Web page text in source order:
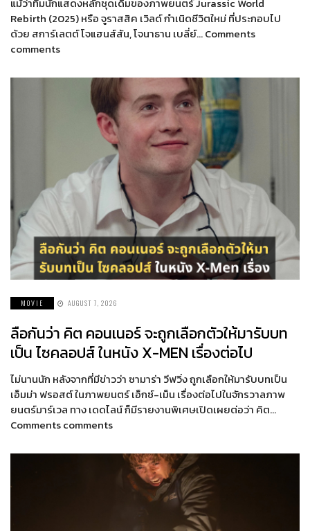
Rebirth (2025) หรือ จูราสสิค เวิลด์ กำเนิดชีวิตใหม่ ที่ประกอบไป
ด้วย สการ์เลตต์ โจแฮนส์สัน, โจนาธาน เบลี่ย์… Comments
comments
MOVIE AUGUST 7, 2026
ลือกันว่า คิต คอนเนอร์ จะถูกเลือกตัวให้มารับบท
เป็น ไซคลอปส์ ในหนัง X-MEN เรื่องต่อไป
ไม่นานนัก หลังจากที่มีข่าวว่า ซามาร่า วีฟวิ่ง ถูกเลือกให้มารับบทเป็น
เอ็มม่า ฟรอสต์ ในภาพยนตร์ เอ็กซ์-เม็น เรื่องต่อไปในจักรวาลภาพ
ยนตร์มาร์เวล ทาง เดดไลน์ ก็มีรายงานพิเศษเปิดเผยต่อว่า คิต…
Comments comments